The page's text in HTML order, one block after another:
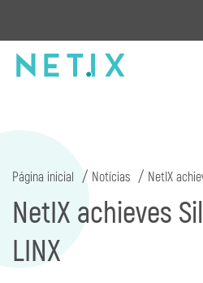
Página inicial Notícias NetIX
NetIX achieves
LINX